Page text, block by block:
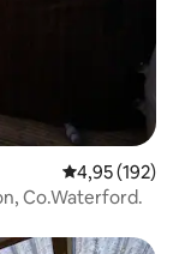
4,95 de uma
4,95 (192)
Co.Waterford.